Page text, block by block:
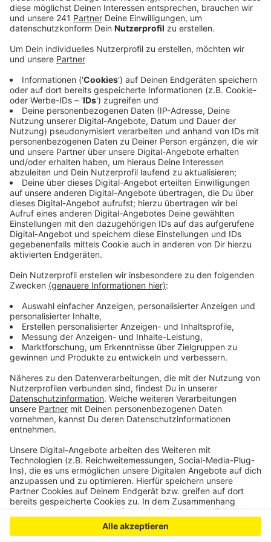
Anzeige
Veröffentlicht:Mittwoch, 21.05.2025 06:36
Anzeige
Durch die zunehmende Spezialisierung und
Technologisierung wird der Ausbildungsaufwand der
Einsatzkräfte immer größer, sagt der
Kreisbrandmeister. Das raube viel Zeit.
Auch die Technik an den Einsatzfahrzeugen wird immer
komplexer.
Außerdem muss sich die Feuerwehr wegen des
Klimawandels viel intensiver dem Katastrophenschutz
widmen: Es gibt mehr Starkregen und
Hochwasserereignisse, aber auch mehr Waldbrände
wegen Trockenheit.
Viel Bürokratie und Dokumentationspflicht tun ihr
Übriges, so Seeger. Er hofft auf Bürokratieabbau
seitens der Politik - und er ist dankbar für Jeden, der
sich neu ehrenamtlich bei der Feuerwehr engagieren
möchte.
Anzeige